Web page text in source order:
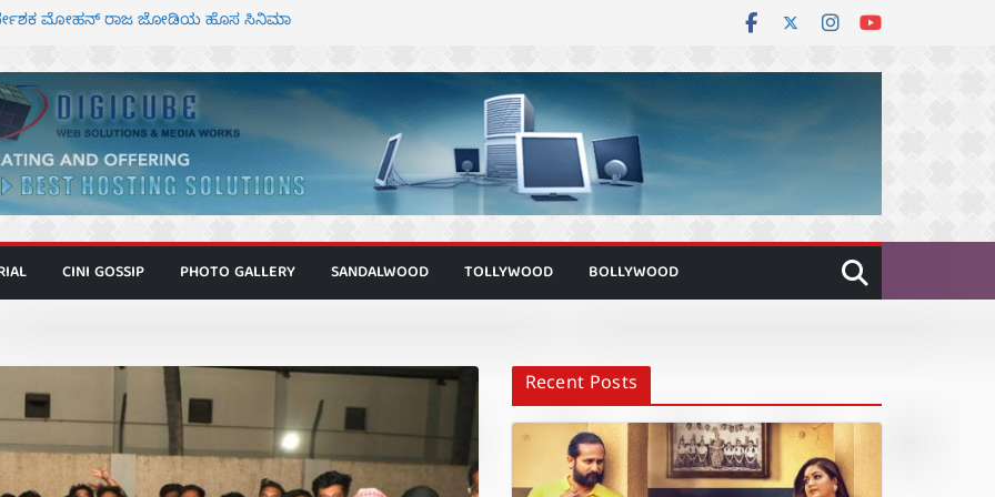
ಮಿತ್ರ ಅಭಿನಯದ “ಮಹಾನ್” ಫಸ್ಟ್ ಲುಕ್
ಕಿಟ್ಟಿ – ಮೇಘನಾರಾಜ್ ಅಭಿನಯದ “ಅಮರ್ಥ” ಚಿತ್ರ
ಅಜೇಯಂ” ಹಾಡಿದ ದೃಶ್ಯ ವೈಭವ
ಶಿವಣ್ಣ ಅಭಿನಯದ ‘ಬಾಸ್’ ಚಿತ್ರ ತೆರೆಗೆ
CINI GOSSIP PHOTO GALLERY SANDALWOOD TOLLYWOOD BOLLYWOOD
Recent Posts